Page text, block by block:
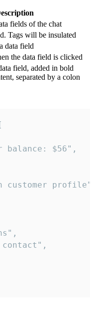
fields of the chat
Tags will be insulated
data field
the data field is clicked
field, added in bold
separated by a colon
balance: $56",
customer